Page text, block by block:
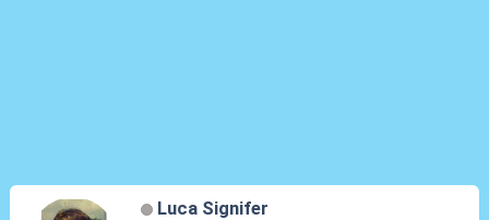
Luca Signifer